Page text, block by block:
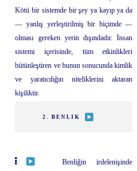
Kötü bir sistemde bir şey ya kayıp ya da
— yanlış yerleştirilmiş bir biçimde —
olması gereken yerin dışındadır. İnsan
sistemi içerisinde, tüm etkinlikleri
bütünleştiren ve bunun sonucunda kimlik
ve yaratıcılığın niteliklerini aktaran
kişiliktir.
2. BENLIK
Benliğin irdelenişinde